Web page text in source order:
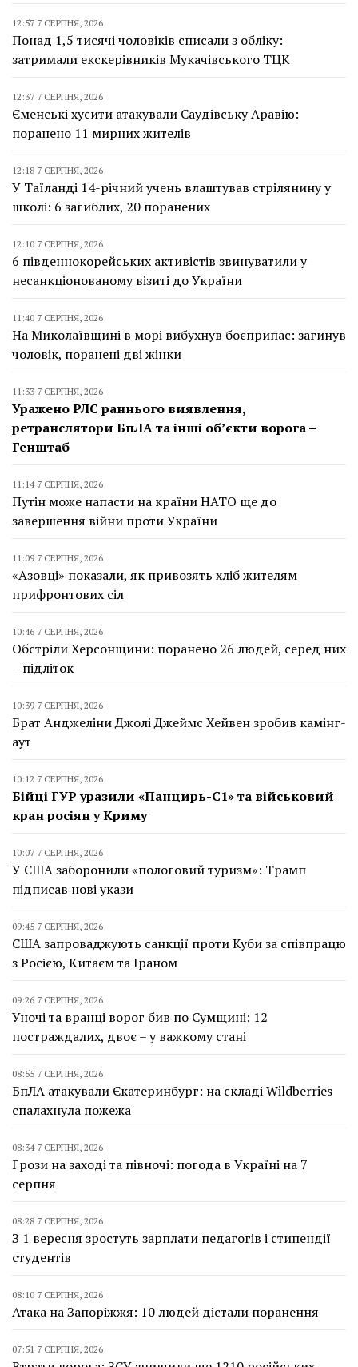
12:57 7 СЕРПНЯ, 2026
Понад 1,5 тисячі чоловіків списали з обліку:
затримали екскерівників Мукачівського ТЦК
12:37 7 СЕРПНЯ, 2026
Єменські хусити атакували Саудівську Аравію:
поранено 11 мирних жителів
12:18 7 СЕРПНЯ, 2026
У Таїланді 14-річний учень влаштував стрілянину у
школі: 6 загиблих, 20 поранених
12:10 7 СЕРПНЯ, 2026
6 південнокорейських активістів звинуватили у
несанкціонованому візиті до України
11:40 7 СЕРПНЯ, 2026
На Миколаївщині в морі вибухнув боєприпас: загинув
чоловік, поранені дві жінки
11:33 7 СЕРПНЯ, 2026
Уражено РЛС раннього виявлення,
ретранслятори БпЛА та інші об’єкти ворога –
Генштаб
11:14 7 СЕРПНЯ, 2026
Путін може напасти на країни НАТО ще до
завершення війни проти України
11:09 7 СЕРПНЯ, 2026
«Азовці» показали, як привозять хліб жителям
прифронтових сіл
10:46 7 СЕРПНЯ, 2026
Обстріли Херсонщини: поранено 26 людей, серед них
– підліток
10:39 7 СЕРПНЯ, 2026
Брат Анджеліни Джолі Джеймс Хейвен зробив камінг-
аут
10:12 7 СЕРПНЯ, 2026
Бійці ГУР уразили «Панцирь-С1» та військовий
кран росіян у Криму
10:07 7 СЕРПНЯ, 2026
У США заборонили «пологовий туризм»: Трамп
підписав нові укази
09:45 7 СЕРПНЯ, 2026
США запроваджують санкції проти Куби за співпрацю
з Росією, Китаєм та Іраном
09:26 7 СЕРПНЯ, 2026
Уночі та вранці ворог бив по Сумщині: 12
постраждалих, двоє – у важкому стані
08:55 7 СЕРПНЯ, 2026
БпЛА атакували Єкатеринбург: на складі Wildberries
спалахнула пожежа
08:34 7 СЕРПНЯ, 2026
Грози на заході та півночі: погода в Україні на 7
серпня
08:28 7 СЕРПНЯ, 2026
З 1 вересня зростуть зарплати педагогів і стипендії
студентів
08:10 7 СЕРПНЯ, 2026
Атака на Запоріжжя: 10 людей дістали поранення
07:51 7 СЕРПНЯ, 2026